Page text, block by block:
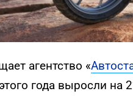
агентство «
года выросли на